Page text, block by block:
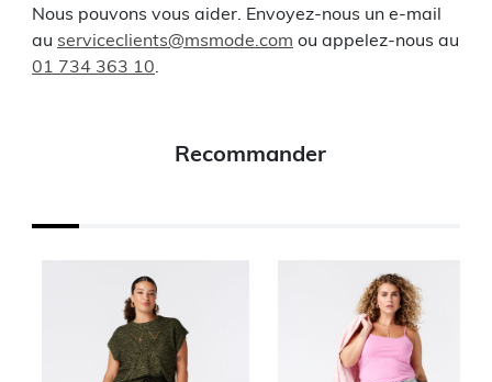
Nous pouvons vous aider. Envoyez-nous un e-mail
au serviceclients@msmode.com ou appelez-nous au
01 734 363 10
Recommander